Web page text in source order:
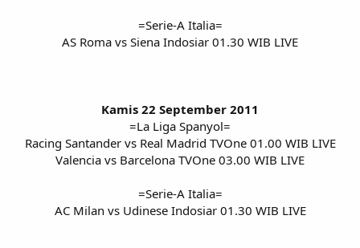
=Serie-A Italia=
AS Roma vs Siena Indosiar 01.30 WIB LIVE
Kamis 22 September 2011
=La Liga Spanyol=
Racing Santander vs Real Madrid TVOne 01.00 WIB LIVE
Valencia vs Barcelona TVOne 03.00 WIB LIVE
=Serie-A Italia=
AC Milan vs Udinese Indosiar 01.30 WIB LIVE​